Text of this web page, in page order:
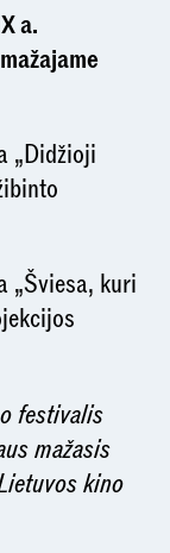
a.
„Didžioji
„Šviesa, kuri
festivalis
mažasis
kino